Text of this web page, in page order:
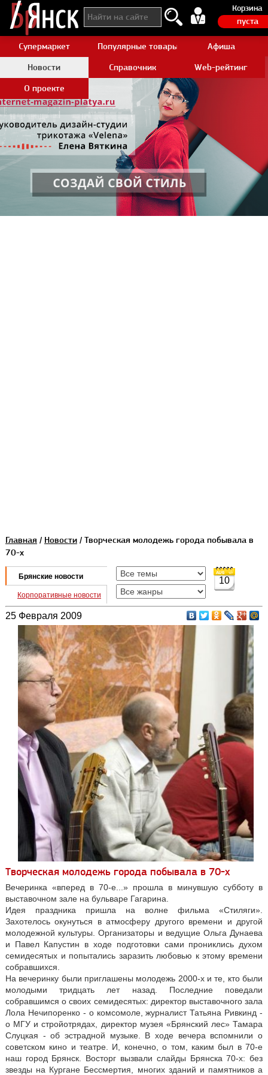
Корзина
пуста
Супермаркет Популярные товары AliexpressАфиша
Новости
Справочник
Web-рейтинг
О проекте
Главная / Новости/ Творческая молодежь города побывала в
70-х
Брянские новости
Корпоративные новости
10
25 Февраля 2009
Творческая молодежь города побывала в 70-х
Вечеринка «вперед в 70-е...» прошла в минувшую субботу в
выставочном зале на бульваре Гагарина.
Идея праздника пришла на волне фильма «Стиляги».
Захотелось окунуться в атмосферу другого времени и другой
молодежной культуры. Организаторы и ведущие Ольга Дунаева
и Павел Капустин в ходе подготовки сами прониклись духом
семидесятых и попытались заразить любовью к этому времени
собравшихся.
На вечеринку были приглашены молодежь 2000-х и те, кто были
молодыми тридцать лет назад. Последние поведали
собравшимся о своих семидесятых: директор выставочного зала
Лола Нечипоренко - о комсомоле, журналист Татьяна Ривкинд -
о МГУ и стройотрядах, директор музея «Брянский лес» Тамара
Слуцкая - об эстрадной музыке. В ходе вечера вспомнили о
советском кино и театре. И, конечно, о том, каким был в 70-е
наш город Брянск. Восторг вызвали слайды Брянска 70-х: без
звезды на Кургане Бессмертия, многих зданий и памятников а